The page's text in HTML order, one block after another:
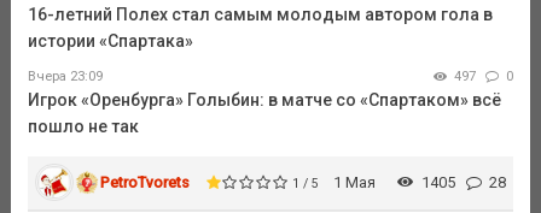
16-летний Полех стал самым молодым автором гола в
истории «Спартака»
Вчера 23:09 497 0
Игрок «Оренбурга» Голыбин: в матче со «Спартаком» всё
пошло не так
PetroTvorets 1 / 5 1 Мая 1405 28